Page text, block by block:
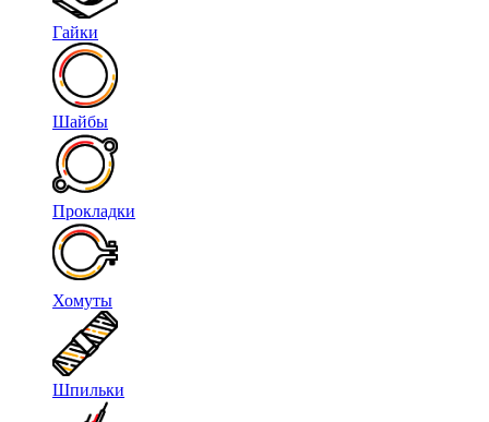
Гайки
Шайбы
Прокладки
Хомуты
Шпильки